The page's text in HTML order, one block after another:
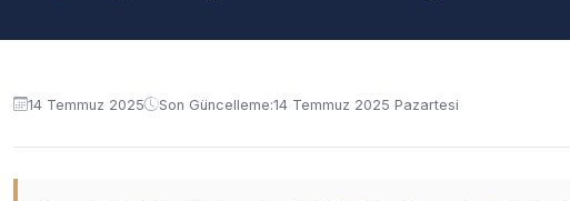
14 Temmuz 2025 Son Güncelleme:14 Temmuz 2025 Pazartesi